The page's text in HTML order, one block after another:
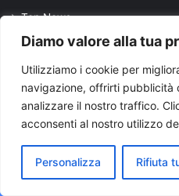
Diamo valore alla tua
Utilizziamo i cookie per
navigazione, offrirti pubblicità
analizzare il nostro traffico.
acconsenti al nostro utilizzo
Personalizza Rifiuta
Top News
trasporti
truffa
turismo
ultimissime
Uomini